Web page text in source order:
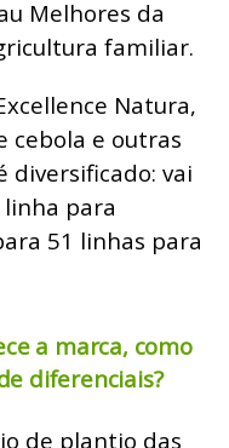
Melhores da
familiar.
Natura,
cebola e outras
diversificado: vai
para
51 linhas para
a marca, como
diferenciais?
de plantio das